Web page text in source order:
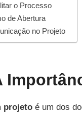
o Processo
de Abertura
no Projeto
projeto é um dos